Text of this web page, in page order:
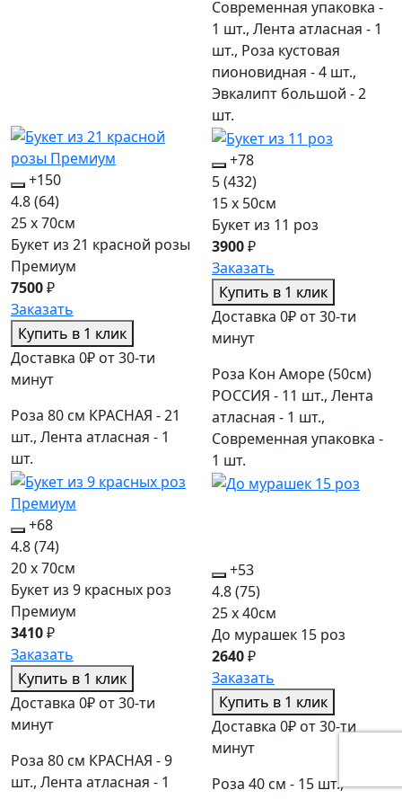
Современная упаковка -
1 шт., Лента атласная - 1
шт., Роза кустовая
пионовидная - 4 шт.,
Эвкалипт большой - 2
шт.
+150
4.8(64)
25 x 70см
Букет из 21 красной розы
Премиум
7500₽
Заказать
Купить в 1 клик
Доставка 0₽ от 30-ти
минут
Роза 80 см КРАСНАЯ - 21
шт., Лента атласная - 1
шт.
+78
5(432)
15 x 50см
Букет из 11 роз
3900₽
Заказать
Купить в 1 клик
Доставка 0₽ от 30-ти
минут
Роза Кон Аморе (50см)
РОССИЯ - 11 шт., Лента
атласная - 1 шт.,
Современная упаковка -
1 шт.
+68
4.8(74)
20 x 70см
Букет из 9 красных роз
Премиум
3410₽
Заказать
Купить в 1 клик
Доставка 0₽ от 30-ти
минут
Роза 80 см КРАСНАЯ - 9
шт., Лента атласная - 1
+53
4.8(75)
25 x 40см
До мурашек 15 роз
2640₽
Заказать
Купить в 1 клик
Доставка 0₽ от 30-ти
минут
Роза 40 см - 15 шт.,